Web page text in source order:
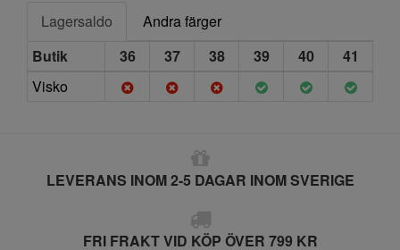
Lagersaldo
Andra färger
Butik
36 37 38 39 40
41
Visko
LEVERANS INOM 2-5 DAGAR INOM SVERIGE
FRI FRAKT VID KÖP ÖVER 799 KR